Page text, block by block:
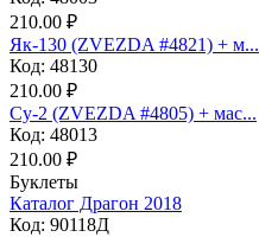
210.00 ₽
Як-130 (ZVEZDA #4821) + м...
Код: 48130
210.00 ₽
Су-2 (ZVEZDA #4805) + мас...
Код: 48013
210.00 ₽
Буклеты
Каталог Драгон 2018
Код: 90118Д